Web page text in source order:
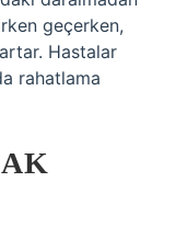
geçerken,
Hastalar
rahatlama